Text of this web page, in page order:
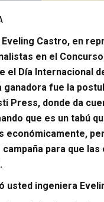
Eveling Castro, en
en el
el Día Internacional
ganadora fue la
Press, donde da
que es un tabú
económicamente,
campaña para que
usted ingeniera